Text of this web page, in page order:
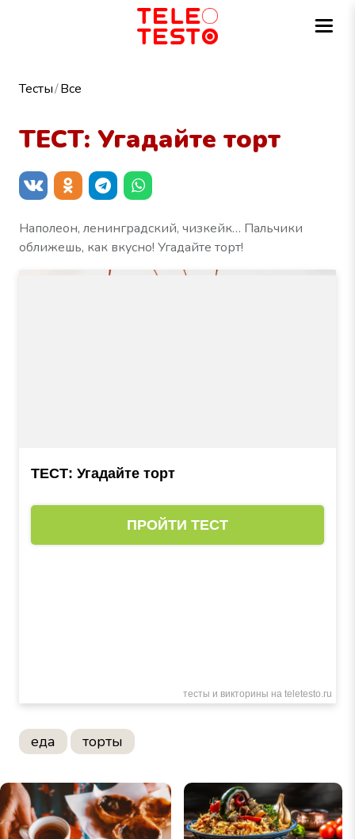
Тесты Все
ТЕСТ: Угадайте торт
Наполеон, ленинградский, чизкейк… Пальчики
оближешь, как вкусно! Угадайте торт!
еда торты